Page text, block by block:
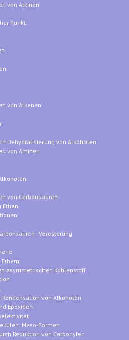
von Alkinen
Punkt
von Alkenen
Dehydratisierung von Alkoholen
von Aminen
von Carbonsäuren
Ethan
- Veresterung
asymmetrischen Kohlenstoff
Kondensation von Alkoholen
Epoxiden
Meso-Formen
Reduktion von Carbonylen